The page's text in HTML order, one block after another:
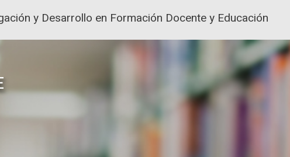
y Desarrollo en Formación Docente y Educación